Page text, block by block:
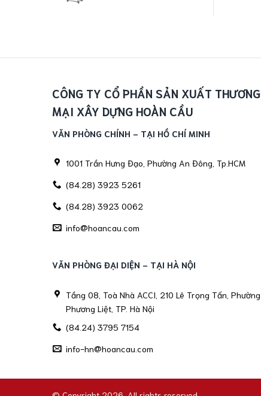
CÔNG TY CỔ PHẦN SẢN XUẤT THƯƠNG
MẠI XÂY DỰNG HOÀN CẦU
VĂN PHÒNG CHÍNH - TẠI HỒ CHÍ MINH
1001 Trần Hưng Đạo, Phường An Đông, Tp.HCM
(84.28) 3923 5261
(84.28) 3923 0062
info@hoancau.com
VĂN PHÒNG ĐẠI DIỆN - TẠI HÀ NỘI
Tầng 08, Toà Nhà ACCI, 210 Lê Trọng Tấn, Phường
Phương Liệt, TP. Hà Nội
(84.24) 3795 7154
info-hn@hoancau.com